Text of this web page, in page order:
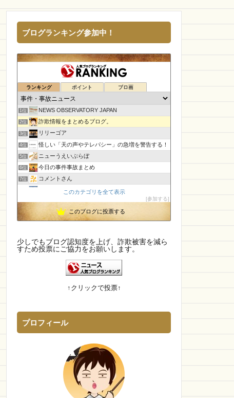
ブログランキング参加中！
ランキング ポイント ブロ画
1位 NEWS OBSERVATORY JAPAN
2位 詐欺情報をまとめるブログ。
3位 リリーゴア
4位 怪しい「天の声やテレパシー」の急増を警告する！
5位 ニューうえいぶらぼ
6位 今日の事件事故まとめ
7位 コメントさん
孤島の奇譚
9位 CamTalk〜生活情報サイト
10位 【国内・海外】ニュースまとめ【芸能・科学・エトセトラ】
13位 幽霊食口さんのメッセージ?
ままなおトレンド
このカテゴリを全て表示
参加する
このブログに投票する
少しでもブログ認知度を上げ、詐欺被害を減ら
すため投票にご協力をお願いします。
↑クリックで投票↑
プロフィール